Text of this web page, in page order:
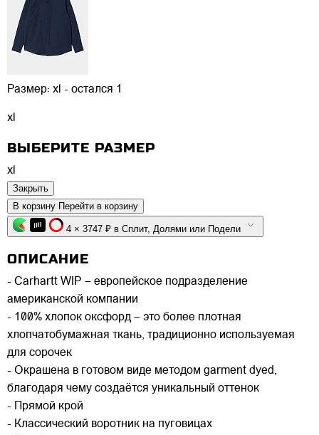
Размер: xl - остался 1
xl
ВЫБЕРИТЕ РАЗМЕР
xl
Закрыть
В корзину Перейти в корзину
4 × 3747 ₽ в Сплит, Долями или Подели
ОПИСАНИЕ
- Carhartt WIP – европейское подразделение
американской компании
- 100% хлопок оксфорд – это более плотная
хлопчатобумажная ткань, традиционно используемая
для сорочек
- Окрашена в готовом виде методом garment dyed,
благодаря чему создаётся уникальный оттенок
- Прямой крой
- Классический воротник на пуговицах